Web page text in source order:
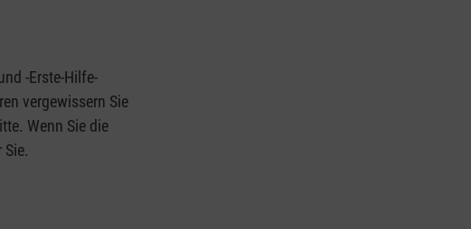
-Erste-Hilfe-
vergewissern Sie
Wenn Sie die